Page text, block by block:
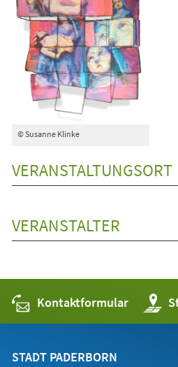
© Susanne Klinke
VERANSTALTUNGSORT
VERANSTALTER
Kontaktformular
in
einem
STADT PADERBORN